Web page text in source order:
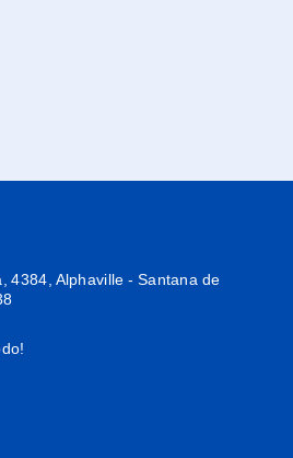
4384, Alphaville - Santana de